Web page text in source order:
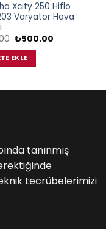
Xcıty 250 Hiflo
Varyatör Hava
Orijinal
₺532.00.
₺500.00Şu
EKLE
tanınmış
tecrübelerimizi